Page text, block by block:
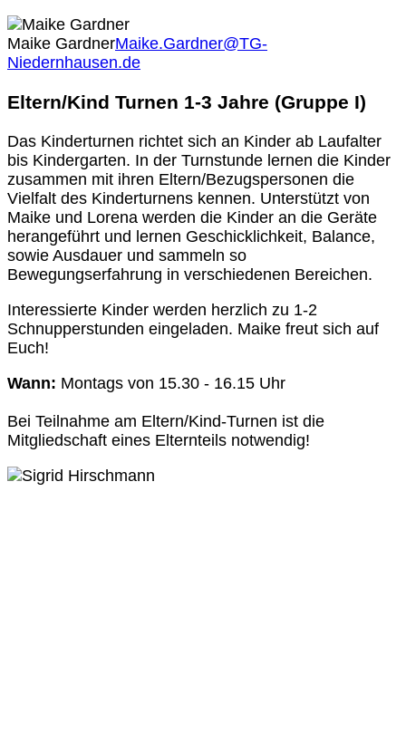
Maike GardnerMaike.Gardner@TG-
Niedernhausen.de
Eltern/Kind Turnen 1-3 Jahre (Gruppe I)
Das Kinderturnen richtet sich an Kinder ab Laufalter
bis Kindergarten. In der Turnstunde lernen die Kinder
zusammen mit ihren Eltern/Bezugspersonen die
Vielfalt des Kinderturnens kennen. Unterstützt von
Maike und Lorena werden die Kinder an die Geräte
herangeführt und lernen Geschicklichkeit, Balance,
sowie Ausdauer und sammeln so
Bewegungserfahrung in verschiedenen Bereichen.
Interessierte Kinder werden herzlich zu 1-2
Schnupperstunden eingeladen. Maike freut sich auf
Euch!
Wann: Montags von 15.30 - 16.15 Uhr
Bei Teilnahme am Eltern/Kind-Turnen ist die
Mitgliedschaft eines Elternteils notwendig!